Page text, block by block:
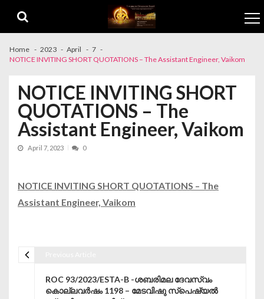
Home 2023 April
7
NOTICE INVITING SHORT QUOTATIONS – The Assistant Engineer, Vaikom
NOTICE INVITING SHORT
QUOTATIONS – The
Assistant Engineer, Vaikom
April 7, 2023 0
NOTICE INVITING SHORT QUOTATIONS – The
Assistant Engineer, Vaikom
ROC 93/2023/ESTA-B -ശബരിമല ദേവസ്വം
കൊല്ലവർഷം 1198 – മേടവിഷു സ്പെഷ്യൽ